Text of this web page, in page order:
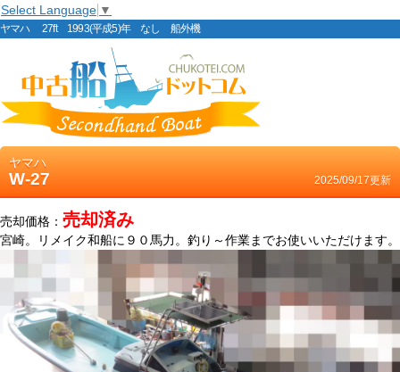
Select Language ▼
ヤマハ 27ft 1993(平成5)年 なし 船外機
ヤマハ
W-27 2025/09/17更新
売却価格： 売却済み
宮崎。リメイク和船に９０馬力。釣り～作業までお使いいただけます。